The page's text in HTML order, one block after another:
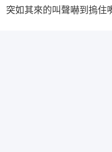
突如其來的叫聲嚇到摀住